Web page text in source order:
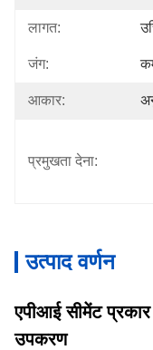
लागत:
जंग:
आकार:
प्रमुखता देना:
उत्पाद वर्णन
एपीआई सीमेंट
उपकरण